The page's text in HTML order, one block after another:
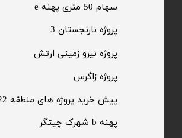
​سهام 50 متری پهنه e
پهنه b شهرک چیتگر
پیش خرید پروژه های منطقه 22
​پروژه زاگرس
​پروژه نیرو زمینی ارتش
​پروژه نارنجستان 3